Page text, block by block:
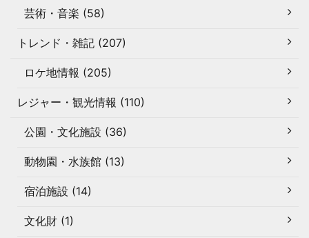
芸術・音楽 (58)
トレンド・雑記 (207)
ロケ地情報 (205)
レジャー・観光情報 (110)
公園・文化施設 (36)
動物園・水族館 (13)
宿泊施設 (14)
文化財 (1)